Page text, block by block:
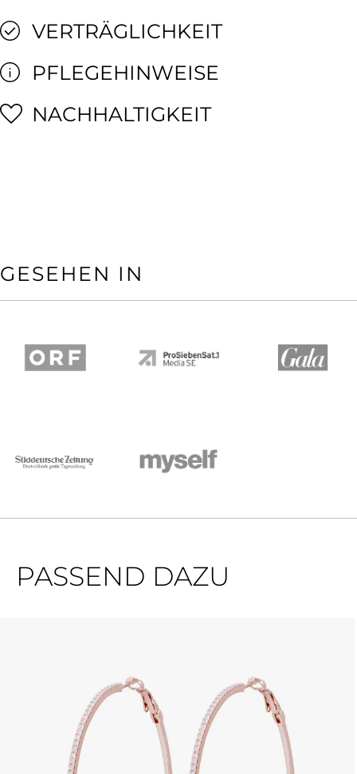
VERTRÄGLICHKEIT
PFLEGEHINWEISE
NACHHALTIGKEIT
GESEHEN IN
PASSEND DAZU